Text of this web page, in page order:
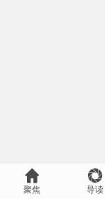
聚焦 导读